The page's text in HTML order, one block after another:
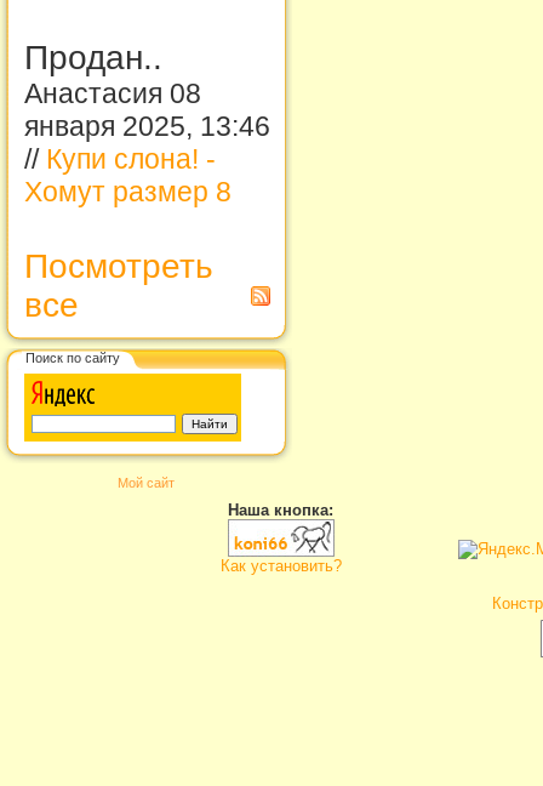
Продан..
Анастасия 08
января 2025, 13:46
// Купи слона! -
Хомут размер 8
Посмотреть
все
Поиск по сайту
Мой сайт
Наша кнопка:
Как установить?